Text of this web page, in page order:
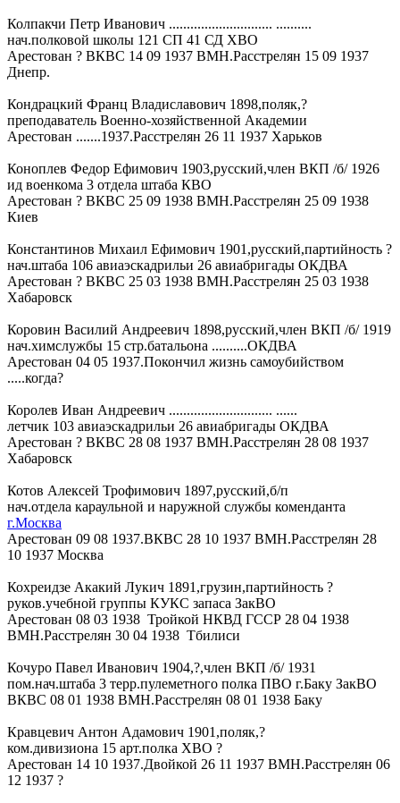
Колпакчи Петр Иванович ............................. ..........
нач.полковой школы 121 СП 41 СД ХВО
Арестован ? ВКВС 14 09 1937 ВМН.Расстрелян 15 09 1937
Днепр.
Кондрацкий Франц Владиславович 1898,поляк,?
преподаватель Военно-хозяйственной Академии
Арестован .......1937.Расстрелян 26 11 1937 Харьков
Коноплев Федор Ефимович 1903,русский,член ВКП /б/ 1926
ид военкома 3 отдела штаба КВО
Арестован ? ВКВС 25 09 1938 ВМН.Расстрелян 25 09 1938
Киев
Константинов Михаил Ефимович 1901,русский,партийность ?
нач.штаба 106 авиаэскадрильи 26 авиабригады ОКДВА
Арестован ? ВКВС 25 03 1938 ВМН.Расстрелян 25 03 1938
Хабаровск
Коровин Василий Андреевич 1898,русский,член ВКП /б/ 1919
нач.химслужбы 15 стр.батальона ..........ОКДВА
Арестован 04 05 1937.Покончил жизнь самоубийством
.....когда?
Королев Иван Андреевич ............................. ......
летчик 103 авиаэскадрильи 26 авиабригады ОКДВА
Арестован ? ВКВС 28 08 1937 ВМН.Расстрелян 28 08 1937
Хабаровск
Котов Алексей Трофимович 1897,русский,б/п
нач.отдела караульной и наружной службы коменданта
г.Москва
Арестован 09 08 1937.ВКВС 28 10 1937 ВМН.Расстрелян 28
10 1937 Москва
Кохреидзе Акакий Лукич 1891,грузин,партийность ?
руков.учебной группы КУКС запаса ЗакВО
Арестован 08 03 1938 Тройкой НКВД ГССР 28 04 1938
ВМН.Расстрелян 30 04 1938 Тбилиси
Кочуро Павел Иванович 1904,?,член ВКП /б/ 1931
пом.нач.штаба 3 терр.пулеметного полка ПВО г.Баку ЗакВО
ВКВС 08 01 1938 ВМН.Расстрелян 08 01 1938 Баку
Кравцевич Антон Адамович 1901,поляк,?
ком.дивизиона 15 арт.полка ХВО ?
Арестован 14 10 1937.Двойкой 26 11 1937 ВМН.Расстрелян 06
12 1937 ?